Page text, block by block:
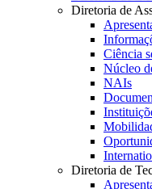
Diretoria de
Ciência
Núcleo
NAIs
Diretoria de